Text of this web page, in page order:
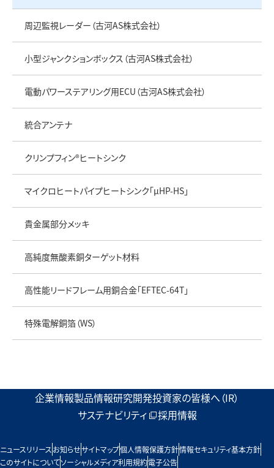
周辺監視レーダー（古河AS株式会社）
小型ジャンクションボックス（古河AS株式会社）
電動パワーステアリング用ECU（古河AS株式会社）
統合アンテナ
クリンプフィン®ヒートシンク
マイクロヒートパイプヒートシンク「μHP-HS」
貴金属部分メッキ
高純度無酸素銅ターゲット材料
高性能リードフレーム用銅合金「EFTEC-64T」
特殊電解銅箔（WS）
企業情報製品情報研究開発投資家の皆様へ（IR）
サステナビリティ
採用情報
ニュースリリース お知らせサイトマップ個人情報保護方針情報セキュリティ基本方針
このサイトについてソーシャルメディア利用規約電子公告